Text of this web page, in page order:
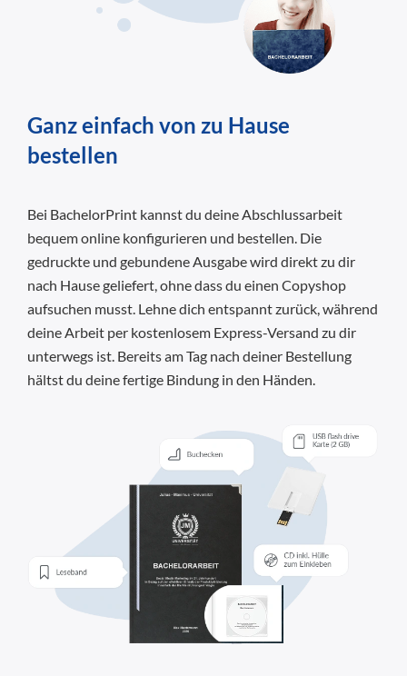
Ganz einfach von zu Hause
bestellen
Bei BachelorPrint kannst du deine Abschlussarbeit
bequem online konfigurieren und bestellen. Die
gedruckte und gebundene Ausgabe wird direkt zu dir
nach Hause geliefert, ohne dass du einen Copyshop
aufsuchen musst. Lehne dich entspannt zurück, während
deine Arbeit per kostenlosem Express-Versand zu dir
unterwegs ist. Bereits am Tag nach deiner Bestellung
hältst du deine fertige Bindung in den Händen.